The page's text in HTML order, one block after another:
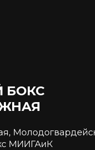
БОКС
МИИГАиК